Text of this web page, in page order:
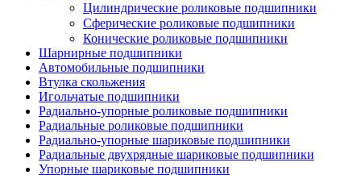
Цилиндрические роликовые подшипники
Сферические роликовые подшипники
Конические роликовые подшипники
Шарнирные подшипники
Автомобильные подшипники
Втулка скольжения
Игольчатые подшипники
Радиально-упорные роликовые подшипники
Радиальные роликовые подшипники
Радиально-упорные шариковые подшипники
Радиальные двухрядные шариковые подшипники
Упорные шариковые подшипники